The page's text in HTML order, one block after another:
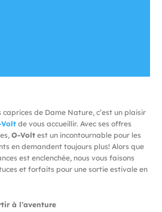
de Dame Nature, c’est un plaisir
Volt de vous accueillir. Avec ses offres
O-Volt est un incontournable pour les
en demandent toujours plus! Alors que
est enclenchée, nous vous faisons
et forfaits pour une sortie estivale en
à l’aventure